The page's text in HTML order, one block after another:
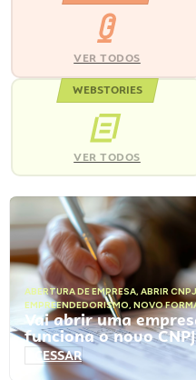
VER TODOS
WEBSTORIES
VER TODOS
ABERTURA DE EMPRESA, ABRIR CNPJ
EMPREENDEDORISMO, NOVO
Vai abrir uma
funciona o novo
ACESSAR